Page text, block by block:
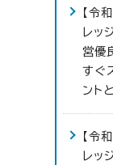
【令
レッ
営優
すぐ
ント
【令
レッ